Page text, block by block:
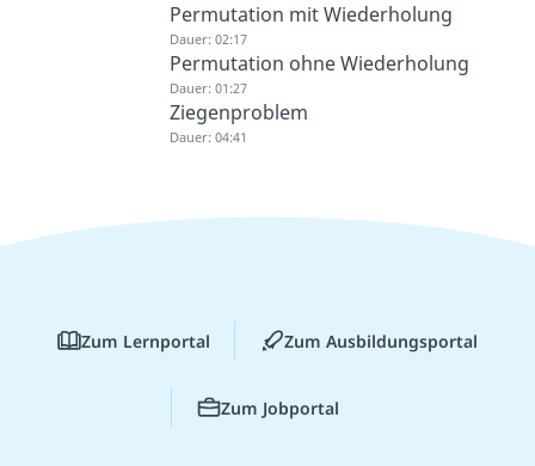
Permutation mit Wiederholung
Dauer: 02:17
Permutation ohne Wiederholung
Dauer: 01:27
Ziegenproblem
Dauer: 04:41
Zum Lernportal Zum Ausbildungsportal
Zum Jobportal